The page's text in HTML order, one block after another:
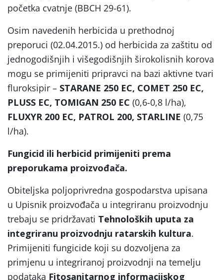
početka cvatnje (BBCH 29-61).
Osim navedenih herbicida u prethodnoj
preporuci (02.04.2015.) od herbicida za zaštitu od
jednogodišnjih i višegodišnjih širokolisnih korova
mogu se primijeniti pripravci na bazi aktivne tvari
fluroksipir – STARANE 250 EC, COMET 250 EC,
PLUSS EC, TOMIGAN 250 EC (0,6-0,8 l/ha),
FLUXYR 200 EC, PATROL 200, STARLINE (0,75
l/ha).
Fungicid ili herbicid primijeniti prema
preporukama proizvođača.
Obiteljska poljoprivredna gospodarstva upisana
u Upisnik proizvođača u integriranu proizvodnju
trebaju se pridržavati Tehnoloških uputa za
integriranu proizvodnju ratarskih kultura.
Primijeniti fungicide koji su dozvoljena za
primjenu u integriranoj proizvodnji na temelju
podataka Fitosanitarnog informacijskog